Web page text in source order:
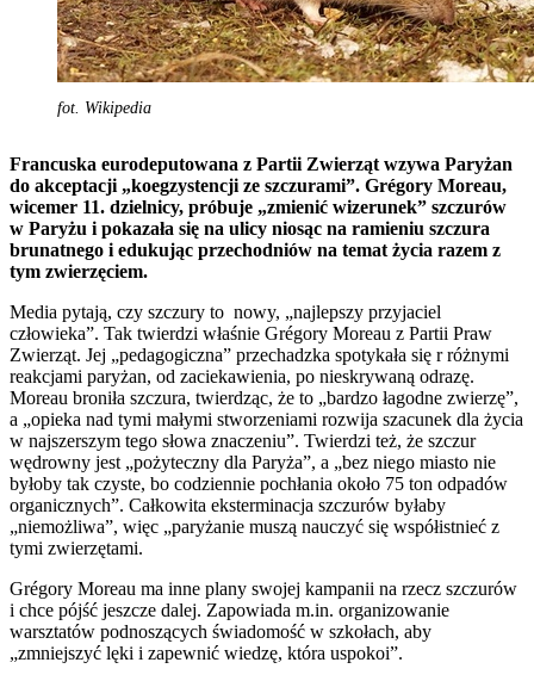
fot. Wikipedia
Francuska eurodeputowana z Partii Zwierząt wzywa Paryżan
do akceptacji „koegzystencji ze szczurami”. Grégory Moreau,
wicemer 11. dzielnicy, próbuje „zmienić wizerunek” szczurów
w Paryżu i pokazała się na ulicy niosąc na ramieniu szczura
brunatnego i edukując przechodniów na temat życia razem z
tym zwierzęciem.
Media pytają, czy szczury to nowy, „najlepszy przyjaciel
człowieka”. Tak twierdzi właśnie Grégory Moreau z Partii Praw
Zwierząt. Jej „pedagogiczna” przechadzka spotykała się r różnymi
reakcjami paryżan, od zaciekawienia, po nieskrywaną odrazę.
Moreau broniła szczura, twierdząc, że to „bardzo łagodne zwierzę”,
a „opieka nad tymi małymi stworzeniami rozwija szacunek dla życia
w najszerszym tego słowa znaczeniu”. Twierdzi też, że szczur
wędrowny jest „pożyteczny dla Paryża”, a „bez niego miasto nie
byłoby tak czyste, bo codziennie pochłania około 75 ton odpadów
organicznych”. Całkowita eksterminacja szczurów byłaby
„niemożliwa”, więc „paryżanie muszą nauczyć się współistnieć z
tymi zwierzętami.
Grégory Moreau ma inne plany swojej kampanii na rzecz szczurów
i chce pójść jeszcze dalej. Zapowiada m.in. organizowanie
warsztatów podnoszących świadomość w szkołach, aby
„zmniejszyć lęki i zapewnić wiedzę, która uspokoi”.